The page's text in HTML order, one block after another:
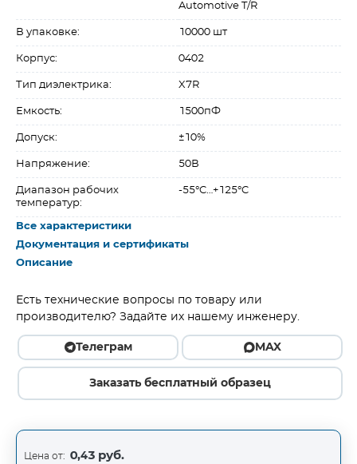
Automotive T/R
В упаковке: 10000 шт
Корпус: 0402
Тип диэлектрика: X7R
Емкость: 1500пФ
Допуск: ±10%
Напряжение: 50В
Диапазон рабочих
температур:
-55°C…+125°C
Все характеристики
Документация и сертификаты
Описание
Есть технические вопросы по товару или
производителю? Задайте их нашему инженеру.
Телеграм MAX
Заказать бесплатный образец
Цена от: 0,43 руб.